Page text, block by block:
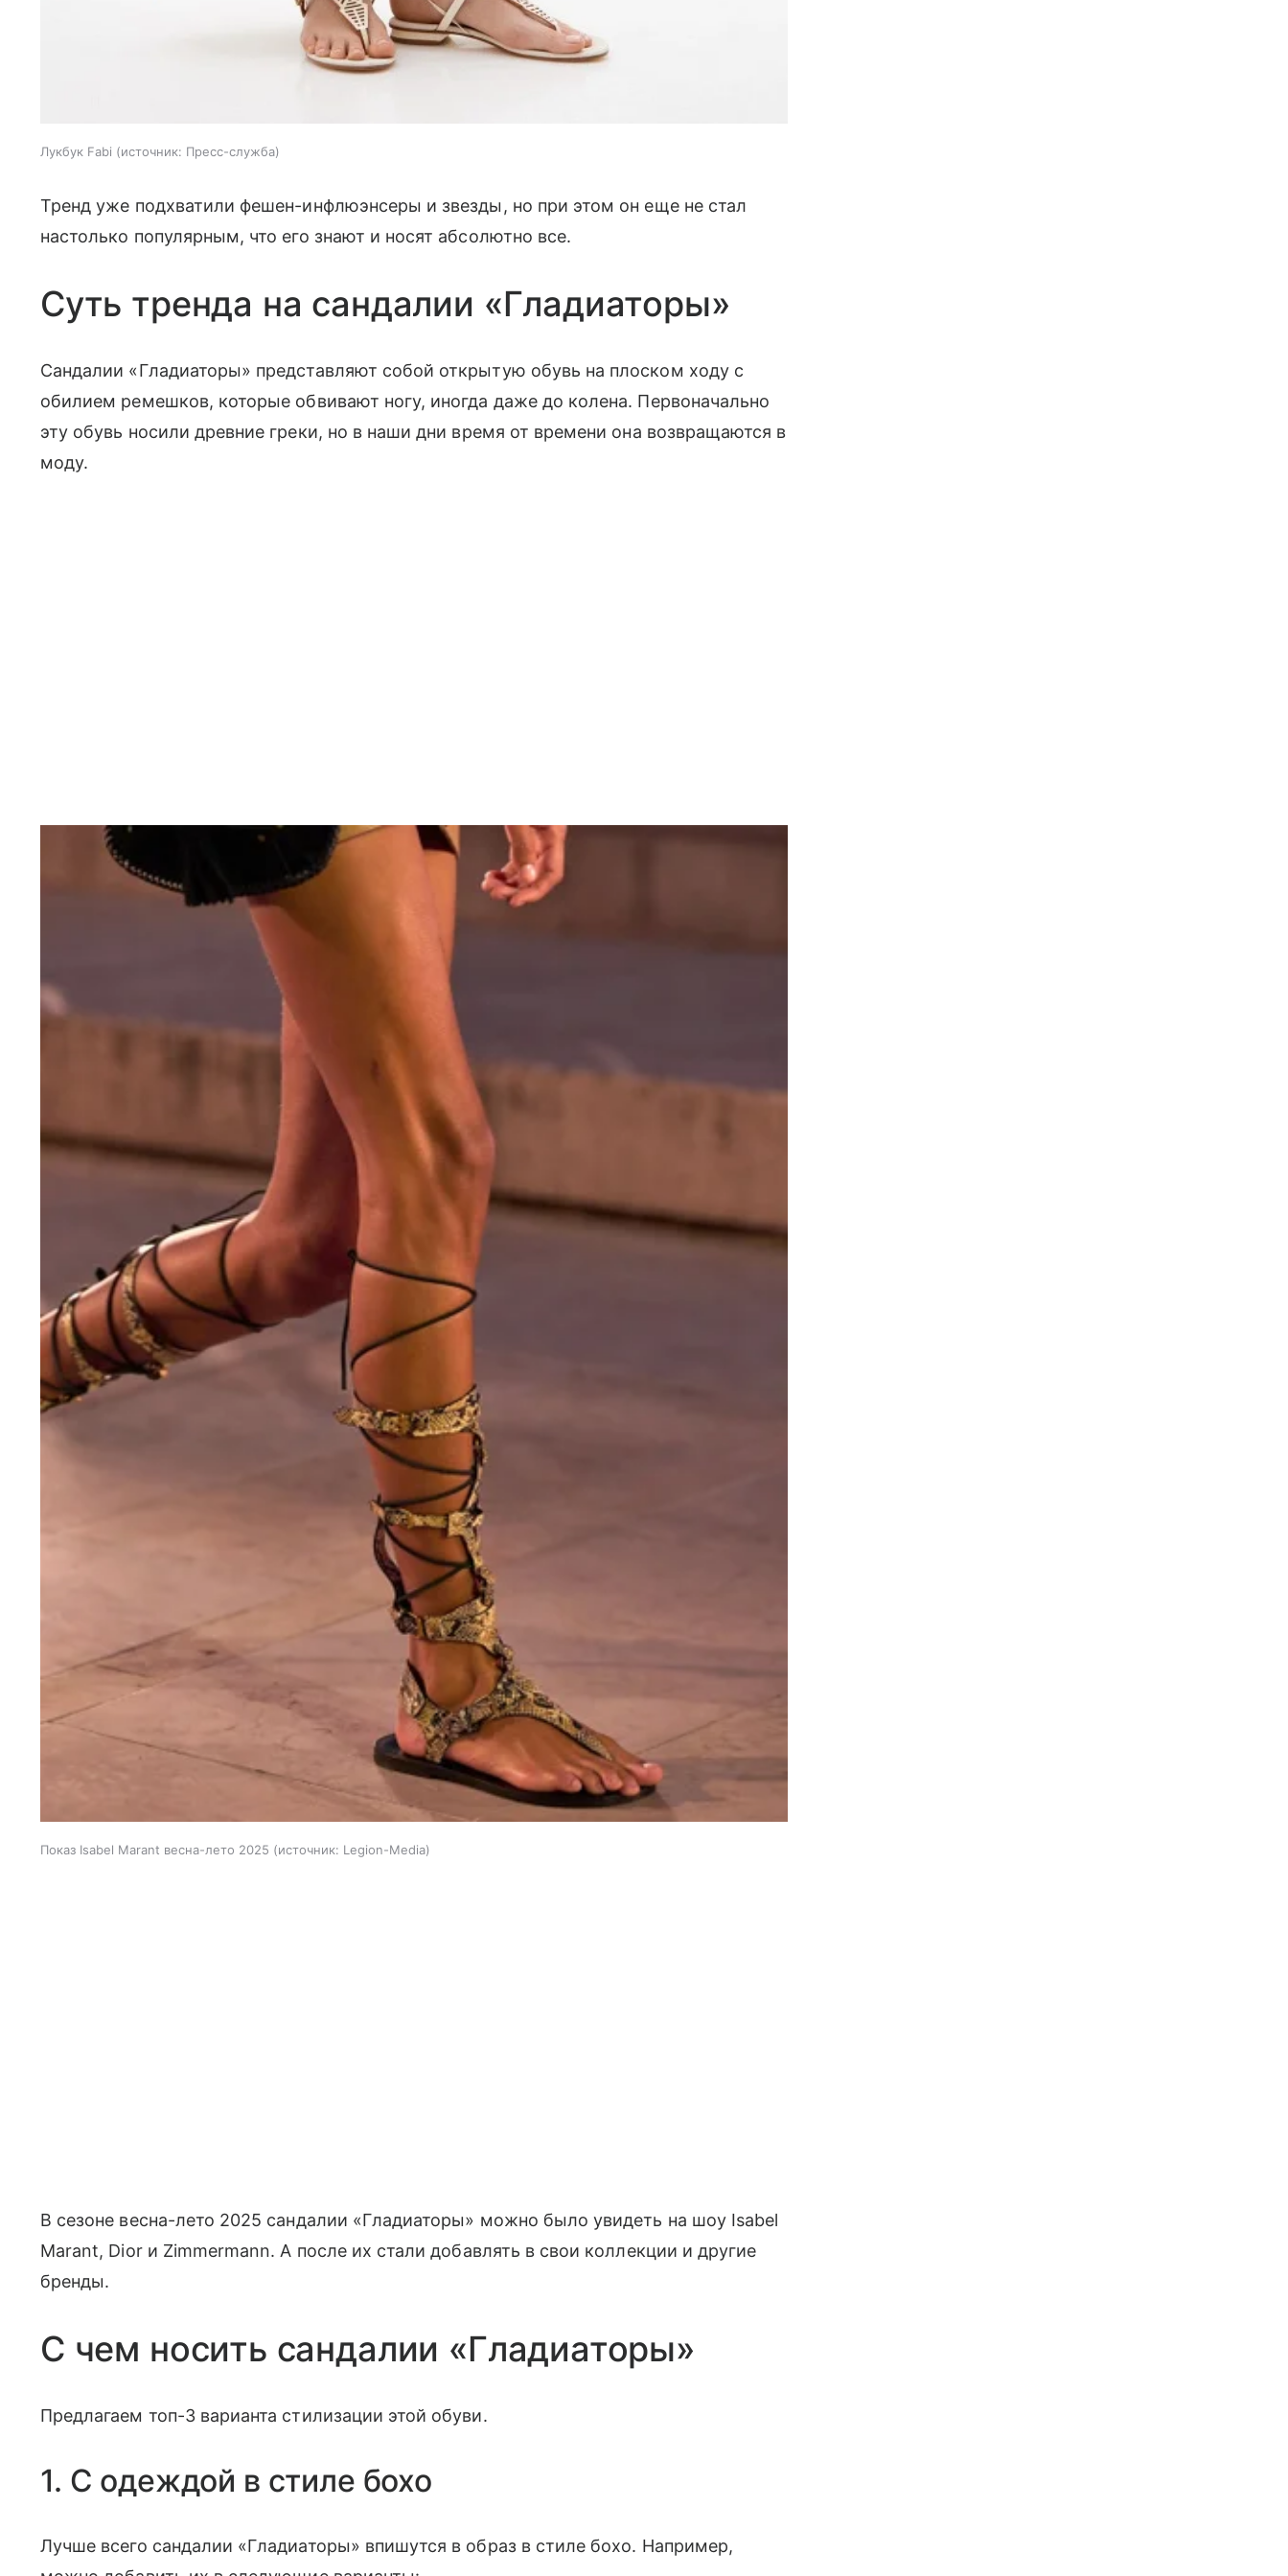
Лукбук Fabi источник: Пресс-служба
Тренд уже подхватили фешен-инфлюэнсеры и звезды, но при этом он еще не стал
настолько популярным, что его знают и носят абсолютно все.
Суть тренда на сандалии «Гладиаторы»
Сандалии «Гладиаторы» представляют собой открытую обувь на плоском ходу с
обилием ремешков, которые обвивают ногу, иногда даже до колена. Первоначально
эту обувь носили древние греки, но в наши дни время от времени она возвращаются в
моду.
Показ Isabel Marant весна-лето 2025 источник: Legion-Media
В сезоне весна-лето 2025 сандалии «Гладиаторы» можно было увидеть на шоу Isabel
Marant, Dior и Zimmermann. А после их стали добавлять в свои коллекции и другие
бренды.
С чем носить сандалии «Гладиаторы»
Предлагаем топ-3 варианта стилизации этой обуви.
1. С одеждой в стиле бохо
Лучше всего сандалии «Гладиаторы» впишутся в образ в стиле бохо. Например,